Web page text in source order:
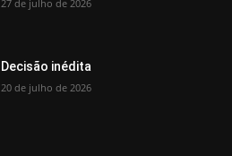
27 de julho de 2026
Decisão inédita
20 de julho de 2026